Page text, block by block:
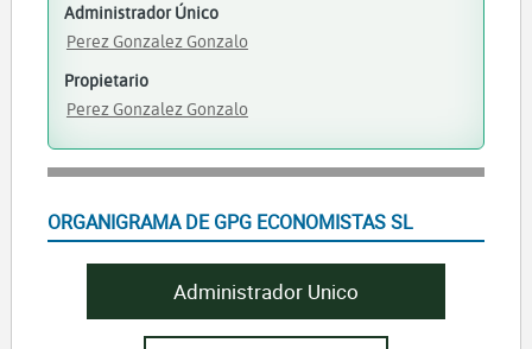
Administrador Único
Perez Gonzalez Gonzalo
Propietario
Perez Gonzalez Gonzalo
ORGANIGRAMA DE GPG ECONOMISTAS SL
Administrador Unico